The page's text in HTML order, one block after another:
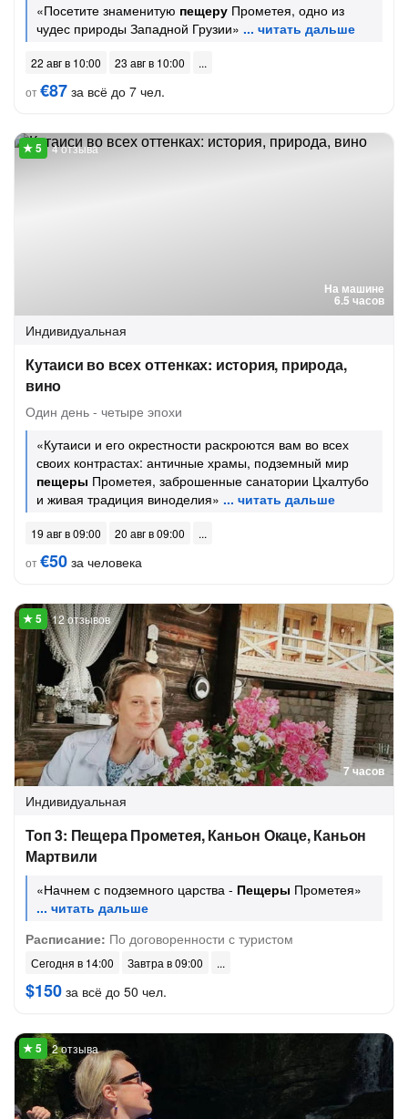
«Посетите знаменитую пещеру Прометея, одно из
чудес природы Западной Грузии»
22 авг в 10:00
23 авг в 10:00
от€87 за всё до 7 чел.
На машине
6.5 часов
4 отзыва
Индивидуальная
Кутаиси во всех оттенках: история, природа,
вино
Один день - четыре эпохи
«Кутаиси и его окрестности раскроются вам во всех
своих контрастах: античные храмы, подземный мир
пещеры Прометея, заброшенные санатории Цхалтубо
и живая традиция виноделия»
19 авг в 09:00
20 авг в 09:00
от€50 за человека
7 часов
12 отзывов
Индивидуальная
Топ 3: Пещера Прометея, Каньон Окаце, Каньон
Мартвили
«Начнем с подземного царства - Пещеры Прометея»
Расписание: По договоренности с туристом
Сегодня в 14:00 Завтра в 09:00
$150 за всё до 50 чел.
2 отзыва